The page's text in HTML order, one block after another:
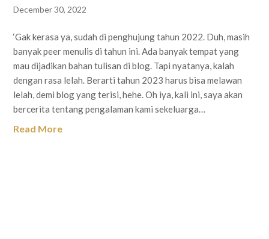
December 30, 2022
‘Gak kerasa ya, sudah di penghujung tahun 2022. Duh, masih
banyak peer menulis di tahun ini. Ada banyak tempat yang
mau dijadikan bahan tulisan di blog. Tapi nyatanya, kalah
dengan rasa lelah. Berarti tahun 2023 harus bisa melawan
lelah, demi blog yang terisi, hehe. Oh iya, kali ini, saya akan
bercerita tentang pengalaman kami sekeluarga…
Read More